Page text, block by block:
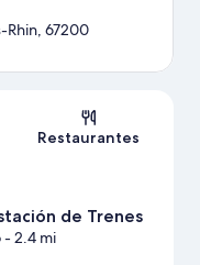
mapa
Rhin, 67200
Restaurantes
de Trenes
- 2.4 mi